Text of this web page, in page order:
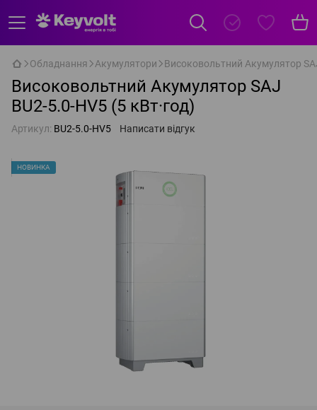
Обладнання Акумулятори Високовольтний Акумулятор
Високовольтний Акумулятор SAJ
BU2-5.0-HV5 (5 кВт·год)
Артикул: BU2-5.0-HV5 Написати відгук
НОВИНКА